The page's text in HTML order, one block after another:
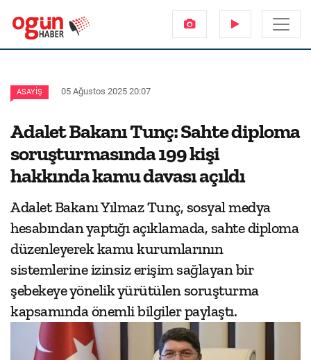
ASAYIŞ 05 Ağustos 2025 20:07
Adalet Bakanı Tunç: Sahte diploma
soruşturmasında 199 kişi
hakkında kamu davası açıldı
Adalet Bakanı Yılmaz Tunç, sosyal medya
hesabından yaptığı açıklamada, sahte diploma
düzenleyerek kamu kurumlarının
sistemlerine izinsiz erişim sağlayan bir
şebekeye yönelik yürütülen soruşturma
kapsamında önemli bilgiler paylaştı.